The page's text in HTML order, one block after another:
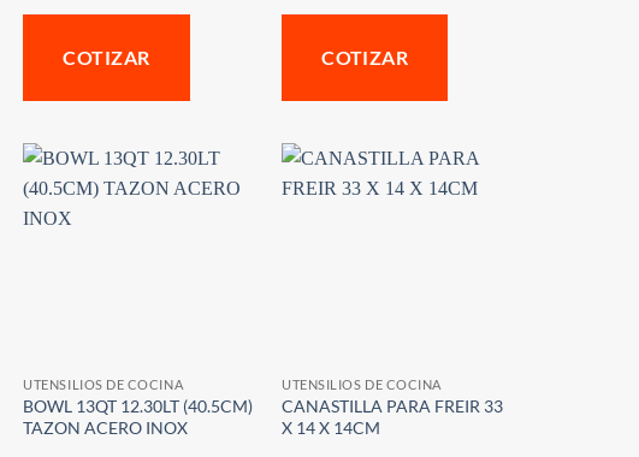
COTIZAR COTIZAR
UTENSILIOS DE COCINA
BOWL 13QT 12.30LT (40.5CM)
TAZON ACERO INOX
UTENSILIOS DE COCINA
CANASTILLA PARA FREIR 33
X 14 X 14CM